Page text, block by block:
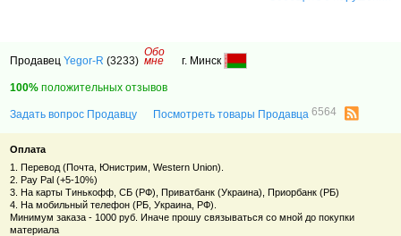
ПродавецYegor-R (3233)
Обо
мне г. Минск
100% положительных отзывов
Задать вопрос Продавцу Посмотреть товары Продавца6564
Оплата
1. Перевод (Почта, Юнистрим, Western Union).
2. Pay Pal (+5-10%)
3. На карты Тинькофф, СБ (РФ), Приватбанк (Украина), Приорбанк (РБ)
4. На мобильный телефон (РБ, Украина, РФ).
Минимум заказа - 1000 руб. Иначе прошу связываться со мной до покупки
материала